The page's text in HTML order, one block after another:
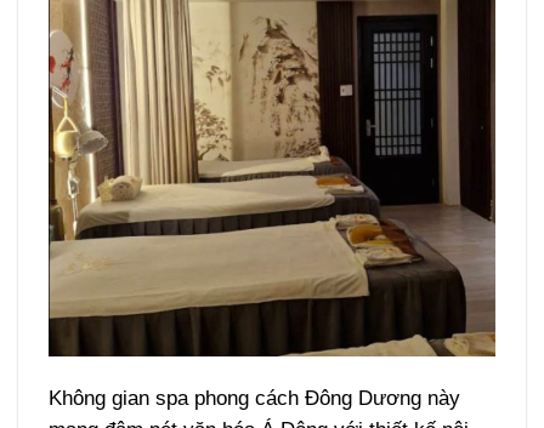
Không gian spa phong cách Đông Dương này